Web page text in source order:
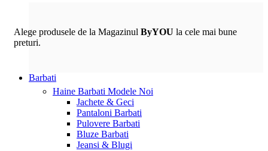
Alege produsele de la Magazinul ByYOU la cele mai bune
preturi.
Barbati
Haine Barbati Modele Noi
Jachete & Geci
Pantaloni Barbati
Pulovere Barbati
Bluze Barbati
Jeansi & Blugi